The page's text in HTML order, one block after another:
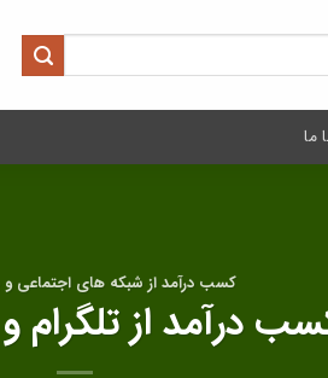
ما
کسب درآمد از شبکه های اجتماعی و
درآمد از تلگرام